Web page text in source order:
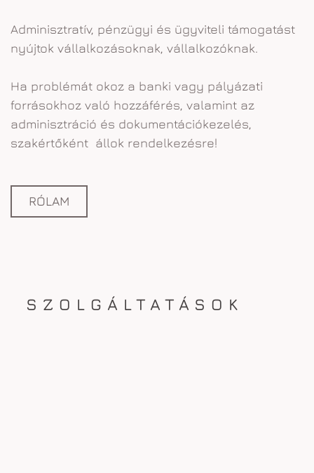
Adminisztratív, pénzügyi és ügyviteli támogatást
nyújtok vállalkozásoknak, vállalkozóknak.
Ha problémát okoz a banki vagy pályázati
forrásokhoz való hozzáférés, valamint az
adminisztráció és dokumentációkezelés,
szakértőként állok rendelkezésre!
RÓLAM
SZOLGÁLTATÁSOK